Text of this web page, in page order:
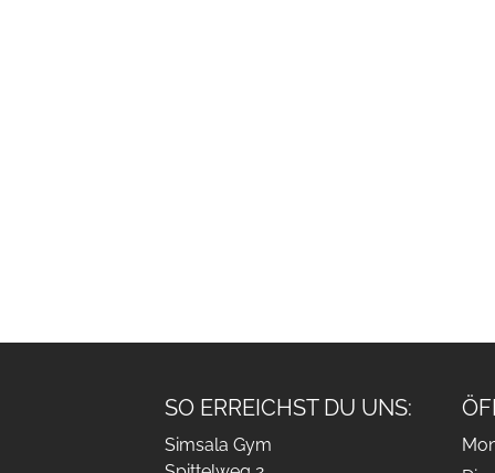
SO ERREICHST DU UNS:
Simsala Gym